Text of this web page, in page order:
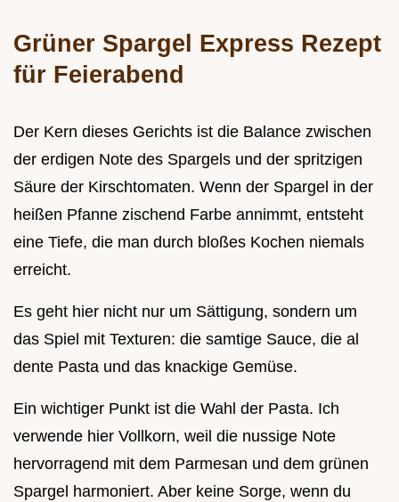
Grüner Spargel Express Rezept
für Feierabend
Der Kern dieses Gerichts ist die Balance zwischen
der erdigen Note des Spargels und der spritzigen
Säure der Kirschtomaten. Wenn der Spargel in der
heißen Pfanne zischend Farbe annimmt, entsteht
eine Tiefe, die man durch bloßes Kochen niemals
erreicht.
Es geht hier nicht nur um Sättigung, sondern um
das Spiel mit Texturen: die samtige Sauce, die al
dente Pasta und das knackige Gemüse.
Ein wichtiger Punkt ist die Wahl der Pasta. Ich
verwende hier Vollkorn, weil die nussige Note
hervorragend mit dem Parmesan und dem grünen
Spargel harmoniert. Aber keine Sorge, wenn du